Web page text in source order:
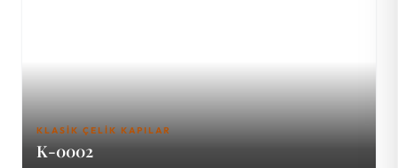
KLASIK ÇELIK KAPILAR
K-0002